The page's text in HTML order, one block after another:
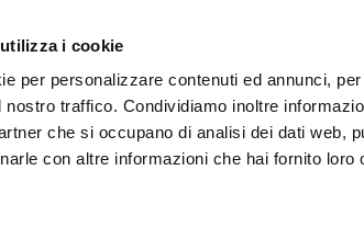
i cookie
per personalizzare contenuti ed annunci,
nostro traffico. Condividiamo inoltre
che si occupano di analisi dei dati web,
con altre informazioni che hai fornito
OUTDOOR